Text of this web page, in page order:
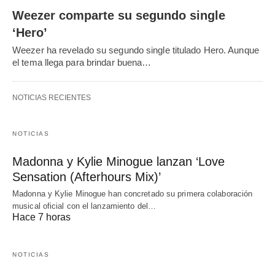
Weezer comparte su segundo single
‘Hero’
Weezer ha revelado su segundo single titulado Hero. Aunque
el tema llega para brindar buena…
NOTICIAS RECIENTES
NOTICIAS
Madonna y Kylie Minogue lanzan ‘Love
Sensation (Afterhours Mix)’
Madonna y Kylie Minogue han concretado su primera colaboración
musical oficial con el lanzamiento del…
Hace 7 horas
NOTICIAS